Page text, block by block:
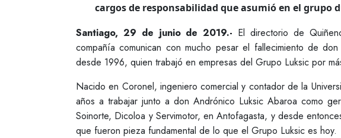
cargos de responsabilidad que asumió en el
Santiago, 29 de junio de 2019.- El directorio de
compañía comunican con mucho pesar el fallecimiento de
desde 1996, quien trabajó en empresas del Grupo Luksic por
Nacido en Coronel, ingeniero comercial y contador de la
años a trabajar junto a don Andrónico Luksic Abaroa como
Soinorte, Dicoloa y Servimotor, en Antofagasta, y desde
que fueron pieza fundamental de lo que el Grupo Luksic es hoy.